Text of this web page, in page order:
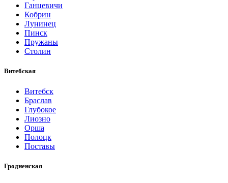
Ганцевичи
Кобрин
Лунинец
Пинск
Пружаны
Столин
Витебская
Витебск
Браслав
Глубокое
Лиозно
Орша
Полоцк
Поставы
Гродненская